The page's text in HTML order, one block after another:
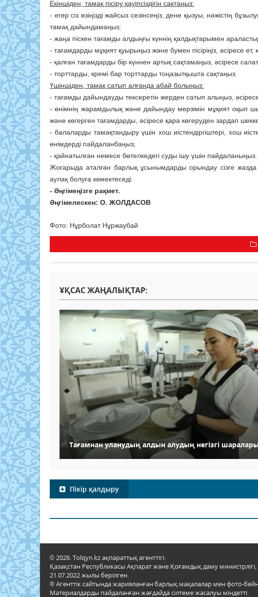
Екіншіден, тамақ пісіру қауіпсіздігін сақтаңыз:
- егер сіз өзіңізді жайсыз сезінсеңіз, дене қызуы, нәжістің
тамақ дайындамаңыз;
- жаңа піскен тағамды алдыңғы күннің қалдықтарымен
- тағамдарды мұқият қуырыңыз және бумен пісіріңіз, әсіресе ет,
- қалған тағамдарды бір күннен артық сақтамаңыз, әсіресе
- торттарды, кремі бар торттарды тоңазытқышта сақтаңыз.
Үшіншіден, тамақ сатып алғанда абай болыңыз:
- тағамды дайындауды тексеретін жерден сатып алыңыз,
- өнімнің жарамдылық және дайындау мерзімін мұқият оқып
және көгерген тағамдарды, әсіресе қара көгеруден зардап
- балаларды тамақтандыру үшін хош иістендіргіштері, хош
өнімдерді пайдаланбаңыз;
- қайнатылған немесе бөтелкедегі суды ішу үшін пайдаланыңыз.
Жоғарыда аталған барлық ұсынымдарды орындау сізге
аулақ болуға көмектеседі.
- Әңгімеңізге рақмет.
Әңгімелескен: О. ЖОЛДАСОВ
Фото: Нұрболат Нұржаубай
ҰҚСАС ЖАҢАЛЫҚТАР:
Тағамнан уланудың алдын алудың негізгі
Пікір қалдыру
© 2026. Tolqyn.kz ақпараттық агенттігі.
Қазақстан Республикасы Ақпарат және Қоғамдық даму министрлігі,
21.07.2022 жылы берілген.
® Агенттік сайтында жарияланған барлық мақалалар мен фото-
Материалдарды пайдаланған жағдайда сілтеме жасалуы міндетті.